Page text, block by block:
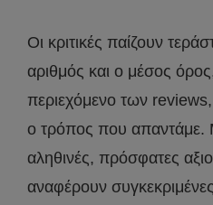
Οι κριτικές παίζουν
αριθμός και ο μέσος
περιεχόμενο των
ο τρόπος που απαντάμε.
αληθινές, πρόσφατες
αναφέρουν